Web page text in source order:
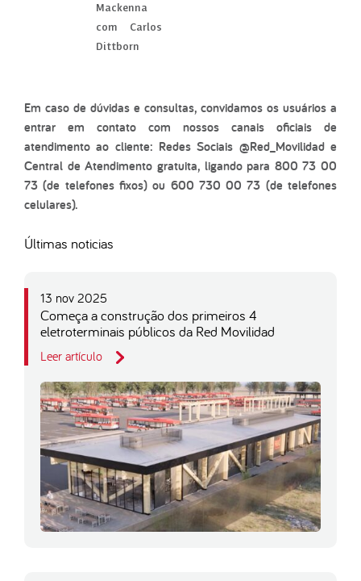
Mackenna
com Carlos
Dittborn
Em caso de dúvidas e consultas, convidamos os usuários a
entrar em contato com nossos canais oficiais de
atendimento ao cliente: Redes Sociais @Red_Movilidad e
Central de Atendimento gratuita, ligando para 800 73 00
73 (de telefones fixos) ou 600 730 00 73 (de telefones
celulares).
Últimas noticias
13 nov 2025
Começa a construção dos primeiros 4
eletroterminais públicos da Red Movilidad
Leer artículo